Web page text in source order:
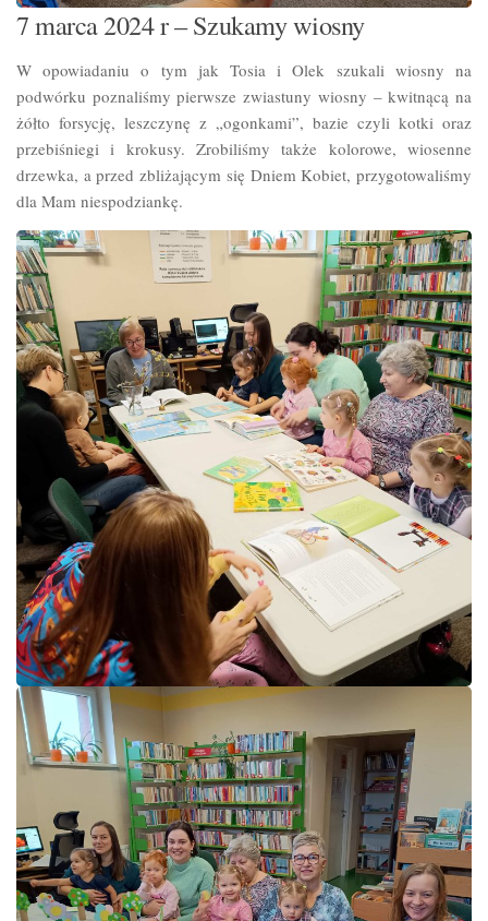
7 marca 2024 r – Szukamy wiosny
W opowiadaniu o tym jak Tosia i Olek szukali wiosny na
podwórku poznaliśmy pierwsze zwiastuny wiosny – kwitnącą na
żółto forsycję, leszczynę z „ogonkami”, bazie czyli kotki oraz
przebiśniegi i krokusy. Zrobiliśmy także kolorowe, wiosenne
drzewka, a przed zbliżającym się Dniem Kobiet, przygotowaliśmy
dla Mam niespodziankę.